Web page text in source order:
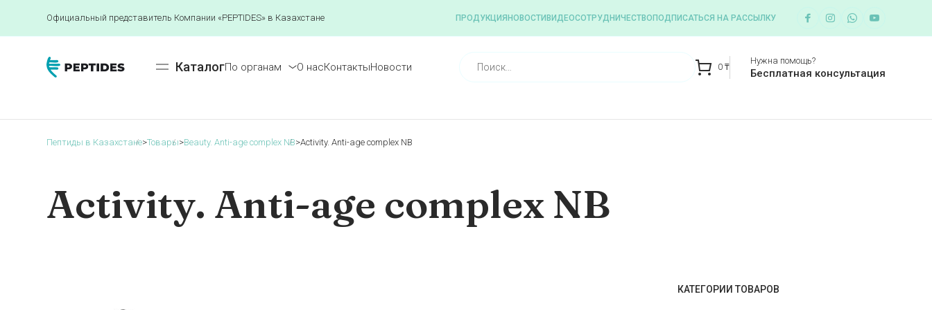
Официальный представитель Компании «PEPTIDES» в Казахстане ПРОДУКЦИЯ НОВОСТИ ВИДЕОСОТРУДНИЧЕСТВО ПОДПИСАТЬСЯ НА РАССЫЛКУ
КаталогПо органам О насКонтактыНовости 0 ₸
Нужна помощь?
Бесплатная консультация
Пептиды в Казахстане>Товары>Beauty. Anti-age complex NB>Activity. Anti-age complex NB
Activity. Anti-age complex NB
КАТЕГОРИИ ТОВАРОВ